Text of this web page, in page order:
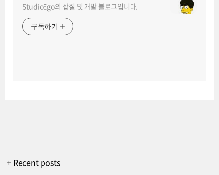
StudioEgo의 삽질 및 개발 블로그입니다.
구독하기
+ Recent posts